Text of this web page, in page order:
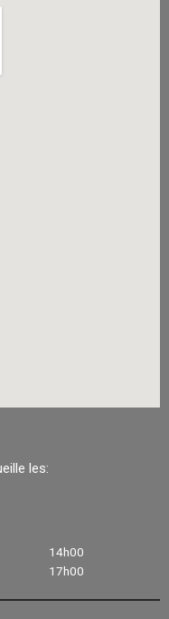
les:
14h00
17h00